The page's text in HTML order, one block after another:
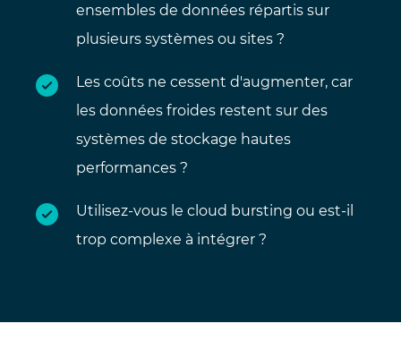
ensembles de données répartis sur
plusieurs systèmes ou sites ?
Les coûts ne cessent d'augmenter, car
les données froides restent sur des
systèmes de stockage hautes
performances ?
Utilisez-vous le cloud bursting ou est-il
trop complexe à intégrer ?